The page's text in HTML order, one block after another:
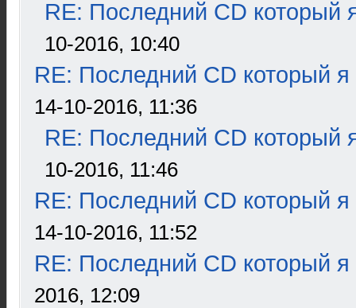
RE: Последний CD который
10-2016, 10:40
RE: Последний CD который я
14-10-2016, 11:36
RE: Последний CD который
10-2016, 11:46
RE: Последний CD который я
14-10-2016, 11:52
RE: Последний CD который я
2016, 12:09